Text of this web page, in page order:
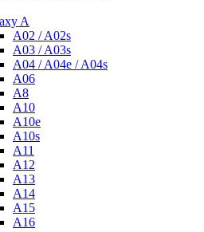
A
A02 / A02s
A03 / A03s
A04 / A04e / A04s
A06
A8
A10
A10e
A10s
A11
A12
A13
A14
A15
A16